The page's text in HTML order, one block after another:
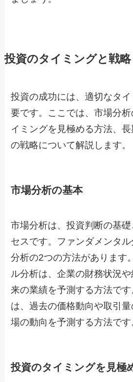
投資のタイミングと戦略
投資の成功には、適切なタ
要です。ここでは、市場分
イミングを見極める方法、
の戦略について解説します。
市場分析の基本
市場分析は、投資判断の基
セスです。ファンダメンタ
分析の2つの方法があります
ル分析は、企業の財務状況
来の業績を予測する方法で
は、過去の価格動向や取引
場の動向を予測する方法です
投資のタイミングを見極